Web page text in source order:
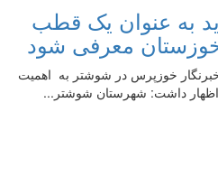
به عنوان یک قطب
معرفی شود
خوزپرس در شوشتر به اهمیت
داشت: شهرستان شوشتر...